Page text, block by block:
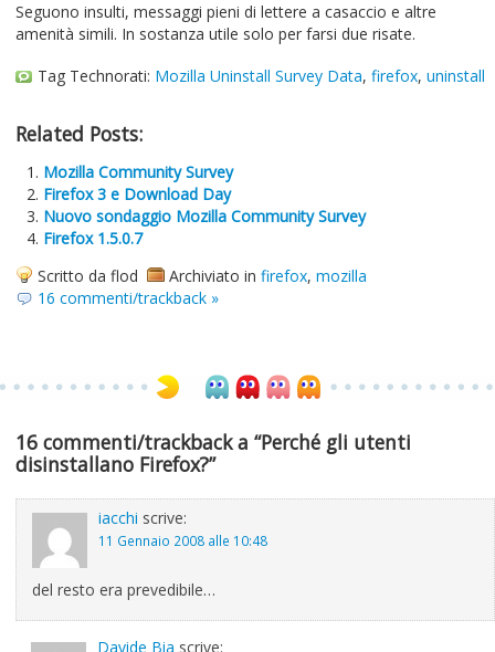
Seguono insulti, messaggi pieni di lettere a casaccio e altre
amenità simili. In sostanza utile solo per farsi due risate.
Tag Technorati: Mozilla Uninstall Survey Data, firefox, uninstall
Related Posts:
Mozilla Community Survey
Firefox 3 e Download Day
Nuovo sondaggio Mozilla Community Survey
Firefox 1.5.0.7
Scritto da flod
Archiviato in firefox, mozilla
16 commenti/trackback »
16 commenti/trackback a “Perché gli utenti
disinstallano Firefox?”
iacchi scrive:
11 Gennaio 2008 alle 10:48
del resto era prevedibile…
Davide Bia scrive: